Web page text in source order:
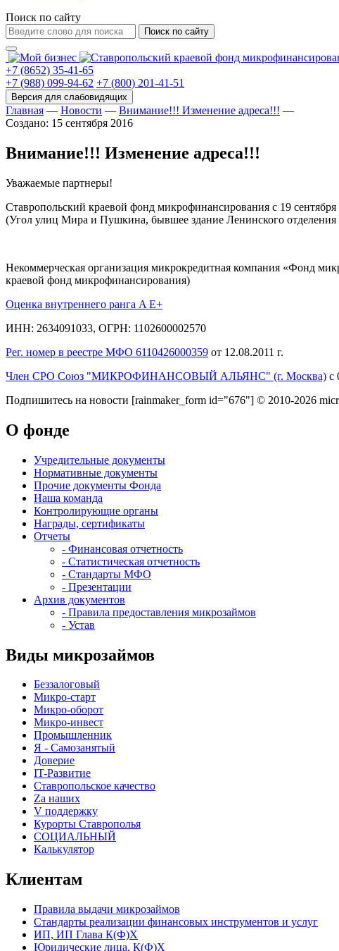
Поиск по сайту
Поиск по сайту
+7 (8652) 35-41-65
+7 (988) 099-94-62 +7 (800) 201-41-51
Главная — Новости — Внимание!!! Изменение адреса!!! —
Создано: 15 сентября 2016
Внимание!!! Изменение адреса!!!
Уважаемые партнеры!
Ставропольский краевой фонд микрофинансирования с 19
(Угол улиц Мира и Пушкина, бывшее здание Ленинского отделения
Некоммерческая организация микрокредитная компания «Фонд
краевой фонд микрофинансирования)
Оценка внутреннего ранга A E+
ИНН: 2634091033, ОГРН: 1102600002570
Рег. номер в реестре МФО 6110426000359 от 12.08.2011 г.
Член СРО Союз "МИКРОФИНАНСОВЫЙ АЛЬЯНС" (г. Москва) с
Подпишитесь на новости [rainmaker_form id="676"] © 2010-2026
О фонде
Учредительные документы
Нормативные документы
Прочие документы Фонда
Наша команда
Контролирующие органы
Награды, сертификаты
Отчеты
- Финансовая отчетность
- Статистическая отчетность
- Стандарты МФО
- Презентации
Архив документов
- Правила предоставления микрозаймов
- Устав
Виды микрозаймов
Беззалоговый
Микро-старт
Микро-оборот
Микро-инвест
Промышленник
Я - Самозанятый
Доверие
IT-Развитие
Ставропольское качество
Za наших
V поддержку
Курорты Ставрополья
СОЦИАЛЬНЫЙ
Калькулятор
Клиентам
Правила выдачи микрозаймов
Стандарты реализации финансовых инструментов и услуг
ИП, ИП Глава К(Ф)Х
Юридические лица, К(Ф)Х